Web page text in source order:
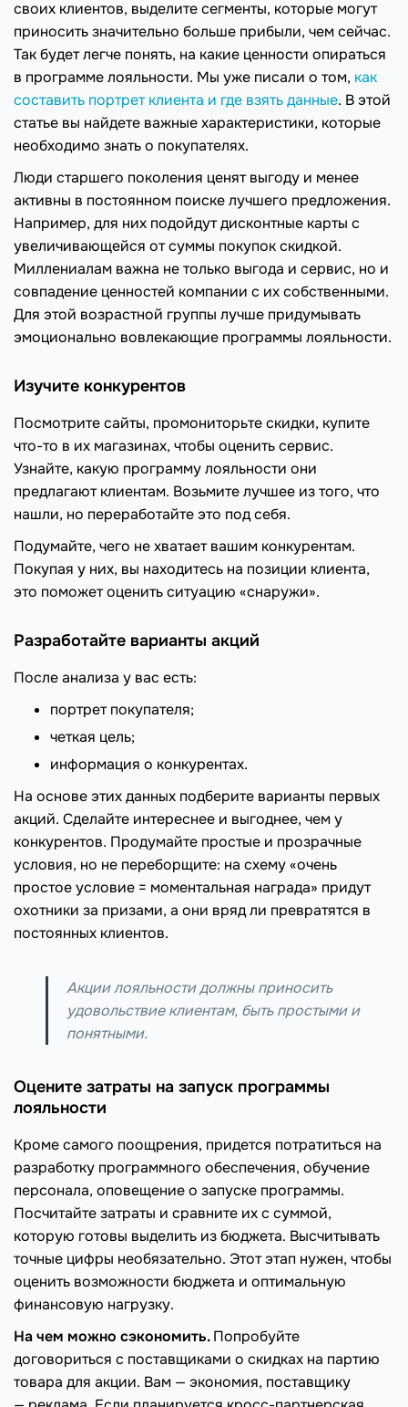
своих клиентов, выделите сегменты, которые могут
приносить значительно больше прибыли, чем сейчас.
Так будет легче понять, на какие ценности опираться
в программе лояльности. Мы уже писали о том, как
составить портрет клиента и где взять данные. В этой
статье вы найдете важные характеристики, которые
необходимо знать о покупателях.
Люди старшего поколения ценят выгоду и менее
активны в постоянном поиске лучшего предложения.
Например, для них подойдут дисконтные карты с
увеличивающейся от суммы покупок скидкой.
Миллениалам важна не только выгода и сервис, но и
совпадение ценностей компании с их собственными.
Для этой возрастной группы лучше придумывать
эмоционально вовлекающие программы лояльности.
Изучите конкурентов
Посмотрите сайты, промониторьте скидки, купите
что-то в их магазинах, чтобы оценить сервис.
Узнайте, какую программу лояльности они
предлагают клиентам. Возьмите лучшее из того, что
нашли, но переработайте это под себя.
Подумайте, чего не хватает вашим конкурентам.
Покупая у них, вы находитесь на позиции клиента,
это поможет оценить ситуацию «снаружи».
Разработайте варианты акций
После анализа у вас есть:
портрет покупателя;
четкая цель;
информация о конкурентах.
На основе этих данных подберите варианты первых
акций. Сделайте интереснее и выгоднее, чем у
конкурентов. Продумайте простые и прозрачные
условия, но не переборщите: на схему «очень
простое условие = моментальная награда» придут
охотники за призами, а они вряд ли превратятся в
постоянных клиентов.
Акции лояльности должны приносить
удовольствие клиентам, быть простыми и
понятными.
Оцените затраты на запуск программы
лояльности
Кроме самого поощрения, придется потратиться на
разработку программного обеспечения, обучение
персонала, оповещение о запуске программы.
Посчитайте затраты и сравните их с суммой,
которую готовы выделить из бюджета. Высчитывать
точные цифры необязательно. Этот этап нужен, чтобы
оценить возможности бюджета и оптимальную
финансовую нагрузку.
На чем можно сэкономить.Попробуйте
договориться с поставщиками о скидках на партию
товара для акции. Вам — экономия, поставщику